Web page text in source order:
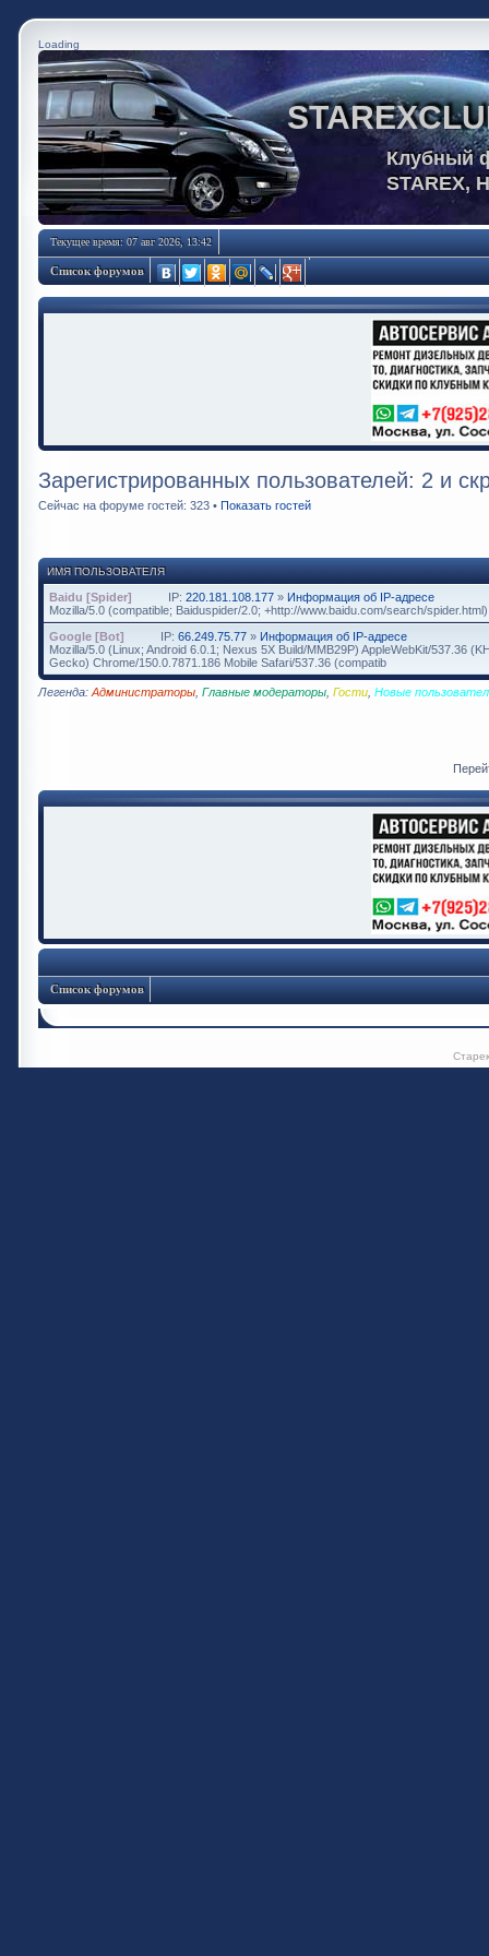
Loading
Клубный
STAREX,
Текущее время: 07 авг 2026, 13:42
Список форумов
Зарегистрированных пользователей: 2 и
Сейчас на форуме гостей: 323 • Показать гостей
ИМЯ ПОЛЬЗОВАТЕЛЯ
Baidu [Spider] IP: 220.181.108.177 » Информация об IP-адресе
Mozilla/5.0 (compatible; Baiduspider/2.0; +http://www.baidu.com/search/spider.html)
Google [Bot]
IP: 66.249.75.77 » Информация об IP-адресе
Mozilla/5.0 (Linux; Android 6.0.1; Nexus 5X Build/MMB29P) AppleWebKit/537.36
Gecko) Chrome/150.0.7871.186 Mobile Safari/537.36 (compatib
Легенда: Администраторы Главные модераторы Гости Новые
Список форумов